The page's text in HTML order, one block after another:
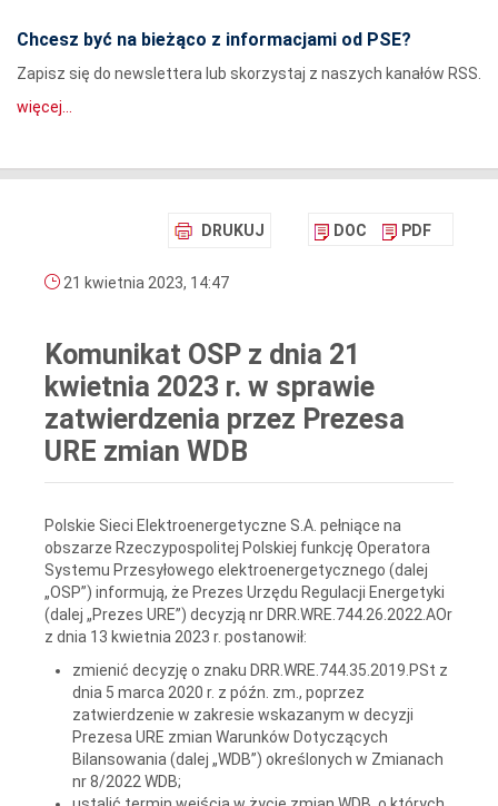
Chcesz być na bieżąco z informacjami od PSE?
Zapisz się do newslettera lub skorzystaj z naszych kanałów RSS.
więcej...
DRUKUJ DOC PDF
21 kwietnia 2023, 14:47
Komunikat OSP z dnia 21
kwietnia 2023 r. w sprawie
zatwierdzenia przez Prezesa
URE zmian WDB
Polskie Sieci Elektroenergetyczne S.A. pełniące na
obszarze Rzeczypospolitej Polskiej funkcję Operatora
Systemu Przesyłowego elektroenergetycznego (dalej
„OSP”) informują, że Prezes Urzędu Regulacji Energetyki
(dalej „Prezes URE”) decyzją nr DRR.WRE.744.26.2022.AOr
z dnia 13 kwietnia 2023 r. postanowił:
zmienić decyzję o znaku DRR.WRE.744.35.2019.PSt z
dnia 5 marca 2020 r. z późn. zm., poprzez
zatwierdzenie w zakresie wskazanym w decyzji
Prezesa URE zmian Warunków Dotyczących
Bilansowania (dalej „WDB”) określonych w Zmianach
nr 8/2022 WDB;